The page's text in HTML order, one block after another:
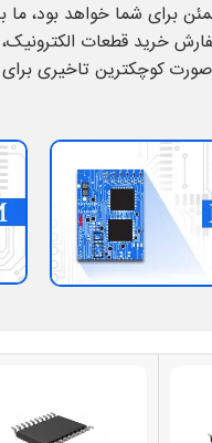
برای شما خواهد بود،
صورت کوچکترین تاخیری